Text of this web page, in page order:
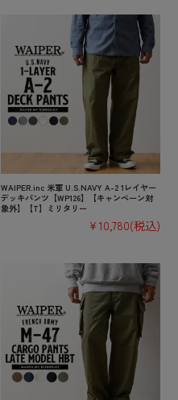
WAIPER.inc 米軍 U.S.NAVY A-2 1レイヤー
デッキパンツ【WP126】【キャンペーン対
象外】【T】ミリタリー
¥10,780(税込)